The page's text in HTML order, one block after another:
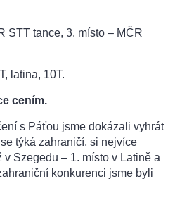
STT tance, 3. místo – MČR
latina, 10T.
cením.
s Páťou jsme dokázali vyhrát
týká zahraničí, si nejvíce
Szegedu – 1. místo v Latině a
konkurenci jsme byli